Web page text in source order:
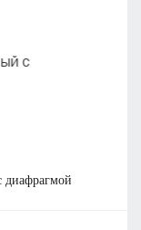
диафрагмой